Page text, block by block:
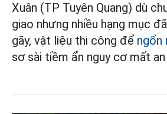
Xuân (TP Tuyên Quang) dù
giao nhưng nhiều hạng mục
gãy, vật liệu thi công để ngổn
sơ sài tiềm ẩn nguy cơ mất